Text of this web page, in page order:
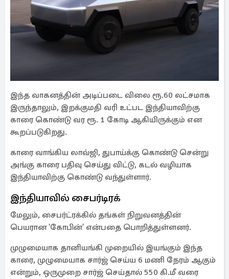
இந்த வாகனத்தின் அடிப்படை விலை ரூ.60 லட்சமாக
இருந்தாலும், இறக்குமதி வரி உட்பட இந்தியாவிற்கு
காரை கொண்டு வர ரூ. 1 கோடி ஆகியிருக்கும் என
கூறப்படுகிறது.
காரை வாங்கிய லாவ்ஜி, துபாய்க்கு கொண்டு சென்று
அங்கு காரை பதிவு செய்து விட்டு, கடல் வழியாக
இந்தியாவிற்கு கொண்டு வந்துள்ளார்.
இந்தியாவில் சைபர்டிரக்
மேலும், சைபர்ட்ரக்கில் தங்கள் நிறுவனத்தின்
பெயரான 'கோபின்' என்பதை பொறித்துள்ளனர்.
முழுமையாக தானியங்கி முறையில் இயங்கும் இந்த
காரை, முழுமையாக சார்ஜ் செய்ய 6 மணி நேரம் ஆகும்
என்றும், ஒருமுறை சார்ஜ் செய்தால் 550 கி.மீ வரை